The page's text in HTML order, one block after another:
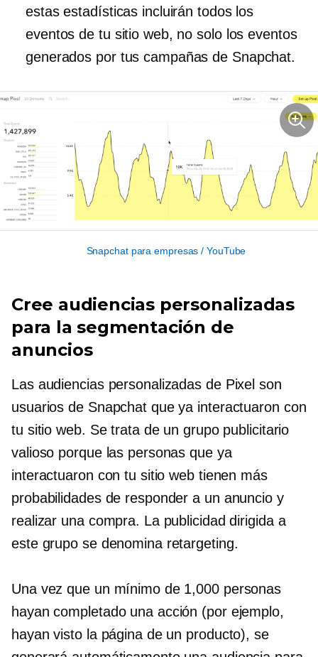
estas estadísticas incluirán todos los
eventos de tu sitio web, no solo los eventos
generados por tus campañas de Snapchat.
Snapchat para empresas / YouTube
Cree audiencias personalizadas
para la segmentación de
anuncios
Las audiencias personalizadas de Pixel son
usuarios de Snapchat que ya interactuaron con
tu sitio web. Se trata de un grupo publicitario
valioso porque las personas que ya
interactuaron con tu sitio web tienen más
probabilidades de responder a un anuncio y
realizar una compra. La publicidad dirigida a
este grupo se denomina retargeting.
Una vez que un mínimo de 1,000 personas
hayan completado una acción (por ejemplo,
hayan visto la página de un producto), se